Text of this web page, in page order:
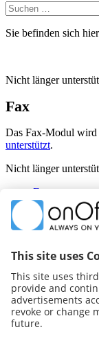
Suchen
nach:
Sie befinden sich
Nicht länger
Fax
Das Fax-Modul
unterstützt.
Nicht länger
Fax
Filmmodul
OWA -
onOffice Sync
Reporting-